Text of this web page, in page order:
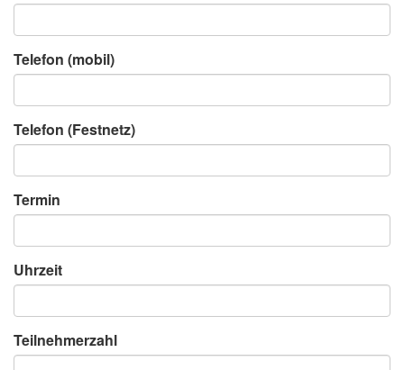
Telefon (mobil)
Telefon (Festnetz)
Termin
Uhrzeit
Teilnehmerzahl